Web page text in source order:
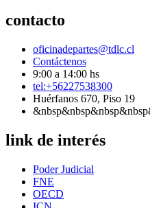
contacto
oficinadepartes@tdlc.cl
Contáctenos
9:00 a 14:00 hs
tel:+56227538300
Huérfanos 670, Piso 19
link de interés
Poder Judicial
FNE
OECD